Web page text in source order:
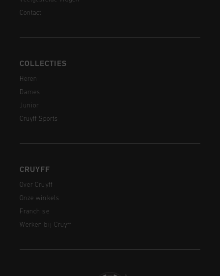
Contact
COLLECTIES
Heren
Dames
Junior
Cruyff Sports
CRUYFF
Over Cruyff
Onze winkels
Franchise
Werken bij Cruyff